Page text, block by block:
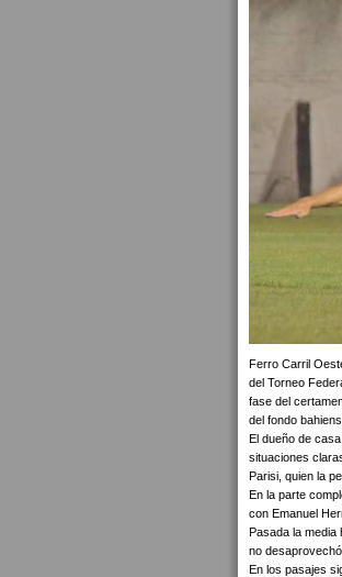
Ferro Carril
del Torneo
fase del
del fondo
El dueño de
situaciones
Parisi, quien la
En la parte
con Emanuel
Pasada la media
no
En los pasajes